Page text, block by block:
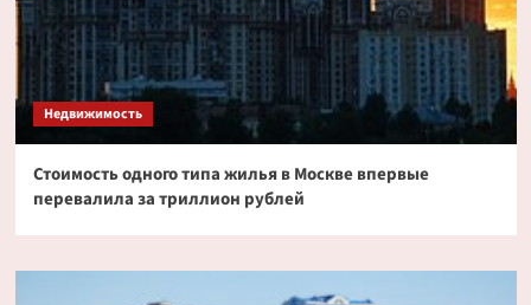
Недвижимость
Стоимость одного типа жилья в Москве впервые
перевалила за триллион рублей